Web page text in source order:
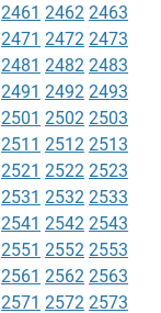
2461 2462 2463
2471 2472 2473
2481 2482 2483
2491 2492 2493
2501 2502 2503
2511 2512 2513
2521 2522 2523
2531 2532 2533
2541 2542 2543
2551 2552 2553
2561 2562 2563
2571 2572 2573